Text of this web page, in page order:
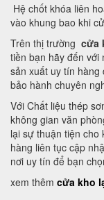
Hệ chốt khóa liên
vào khung bao khi
Trên thị trường cửa
tiền bạn hãy đến với
sản xuất uy tín hàng
bảo hành chuyên
Với Chất liệu thép
không gian văn
lại sự thuận tiện cho
hàng liên tục cập
nơi uy tín để bạn
xem thêm cửa kho